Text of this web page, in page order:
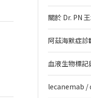
關於 Dr. PN
阿茲海默症診
血液生物標
lecanemab /